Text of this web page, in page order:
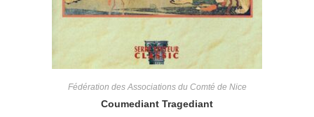
Fédération des Associations du Comté de Nice
Coumediant Tragediant